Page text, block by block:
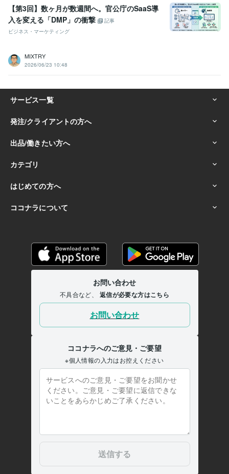
【第3回】数ヶ月が数週間へ。官公庁のSaaS導
入を変える「DMP」の衝撃
記事
ビジネス・マーケティング
MIXTRY
2026/06/23 10:48